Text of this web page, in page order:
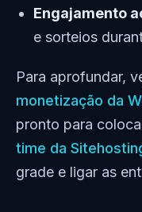
Engajamento
e sorteios
Para aprofundar,
monetização da
pronto para
time da
grade e ligar as